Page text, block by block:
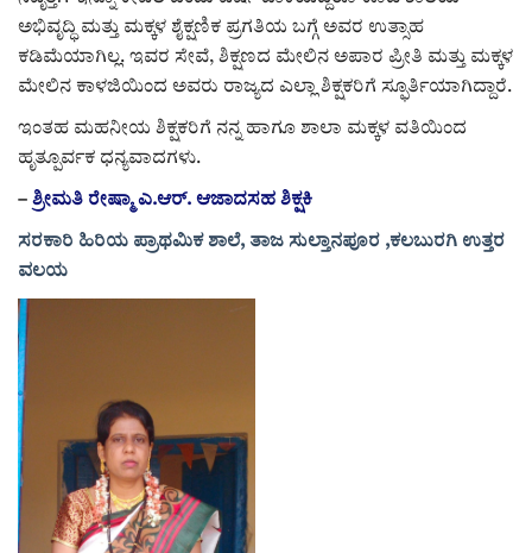
ಅಭಿವೃದ್ಧಿ ಮತ್ತು ಮಕ್ಕಳ ಶೈಕ್ಷಣಿಕ ಪ್ರಗತಿಯ ಬಗ್ಗೆ ಅವರ ಉತ್ಸಾಹ
ಕಡಿಮೆಯಾಗಿಲ್ಲ. ಇವರ ಸೇವೆ, ಶಿಕ್ಷಣದ ಮೇಲಿನ ಅಪಾರ ಪ್ರೀತಿ ಮತ್ತು ಮಕ್ಕಳ
ಮೇಲಿನ ಕಾಳಜಿಯಿಂದ ಅವರು ರಾಜ್ಯದ ಎಲ್ಲಾ ಶಿಕ್ಷಕರಿಗೆ ಸ್ಫೂರ್ತಿಯಾಗಿದ್ದಾರೆ.
ಇಂತಹ ಮಹನೀಯ ಶಿಕ್ಷಕರಿಗೆ ನನ್ನ ಹಾಗೂ ಶಾಲಾ ಮಕ್ಕಳ ವತಿಯಿಂದ
ಹೃತ್ಪೂರ್ವಕ ಧನ್ಯವಾದಗಳು.
– ಶ್ರೀಮತಿ ರೇಷ್ಮಾ ಎ.ಆರ್. ಆಜಾದಸಹ ಶಿಕ್ಷಕಿ
ಸರಕಾರಿ ಹಿರಿಯ ಪ್ರಾಥಮಿಕ ಶಾಲೆ, ತಾಜ ಸುಲ್ತಾನಪೂರ ,ಕಲಬುರಗಿ ಉತ್ತರ
ವಲಯ